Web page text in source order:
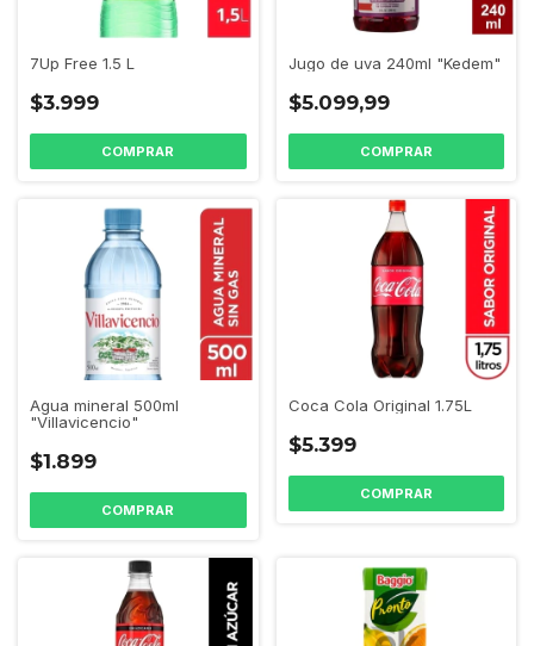
7Up Free 1.5 L
$3.999
Jugo de uva 240ml "Kedem"
$5.099,99
Agua mineral 500ml
"Villavicencio"
$1.899
Coca Cola Original 1.75L
$5.399